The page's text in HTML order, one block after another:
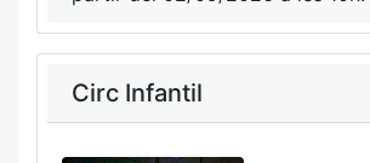
Circ Infantil